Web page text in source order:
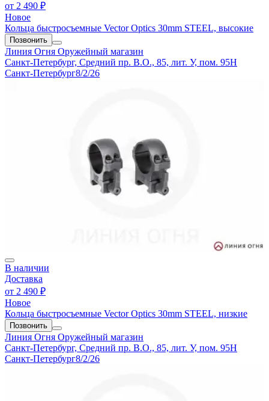
от 2 490 ₽
Новое
Кольца быстросъемные Vector Optics 30mm STEEL, высокие
Позвонить
Линия Огня Оружейный магазин
Санкт-Петербург, Средний пр. В.О., 85, лит. У, пом. 95Н
Санкт-Петербург8/2/26
В наличии
Доставка
от 2 490 ₽
Новое
Кольца быстросъемные Vector Optics 30mm STEEL, низкие
Позвонить
Линия Огня Оружейный магазин
Санкт-Петербург, Средний пр. В.О., 85, лит. У, пом. 95Н
Санкт-Петербург8/2/26